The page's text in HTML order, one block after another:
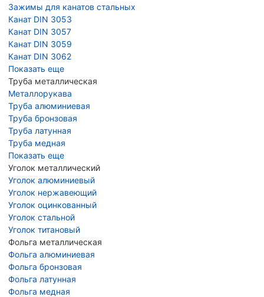
Зажимы для канатов стальных
Канат DIN 3053
Канат DIN 3057
Канат DIN 3059
Канат DIN 3062
Показать еще
Труба металлическая
Металлорукава
Труба алюминиевая
Труба бронзовая
Труба латунная
Труба медная
Показать еще
Уголок металлический
Уголок алюминиевый
Уголок нержавеющий
Уголок оцинкованный
Уголок стальной
Уголок титановый
Фольга металлическая
Фольга алюминиевая
Фольга бронзовая
Фольга латунная
Фольга медная